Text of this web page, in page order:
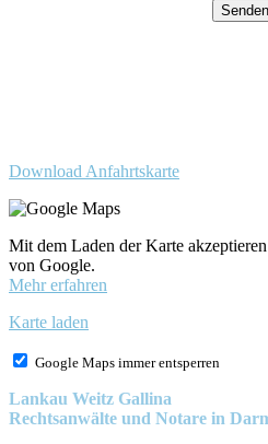
Senden
Download Anfahrtskarte
Mit dem Laden der Karte
von Google.
Mehr erfahren
Karte laden
Google Maps immer entsperren
Lankau Weitz Gallina
Rechtsanwälte und Notare in